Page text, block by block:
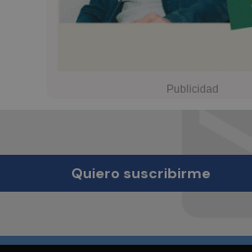
Quiero suscribirme